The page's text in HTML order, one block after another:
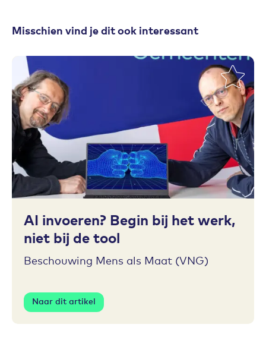
Misschien vind je dit ook interessant
Toevoegen aan favorieten
AI invoeren? Begin bij het werk,
niet bij de tool
Beschouwing Mens als Maat (VNG)
Naar dit artikel